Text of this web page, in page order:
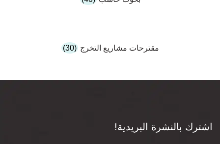
مقترحات مشاريع التخرج(30)
اشترك بالنشرة البريدية!